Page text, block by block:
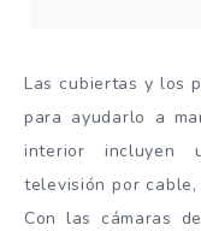
Las cubiertas y los
para ayudarlo a
interior incluyen
televisión por
Con las cámaras